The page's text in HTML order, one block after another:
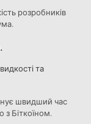
розробників
та
швидший час
з Біткоїном.